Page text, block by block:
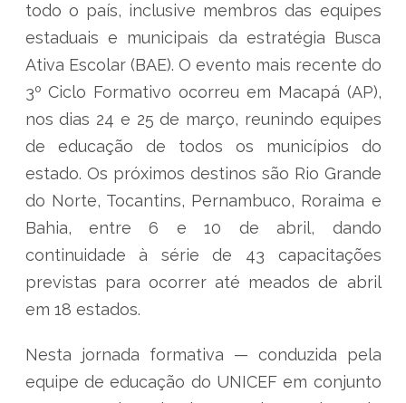
todo o país, inclusive membros das equipes
estaduais e municipais da estratégia Busca
Ativa Escolar (BAE). O evento mais recente do
3º Ciclo Formativo ocorreu em Macapá (AP),
nos dias 24 e 25 de março, reunindo equipes
de educação de todos os municípios do
estado. Os próximos destinos são Rio Grande
do Norte, Tocantins, Pernambuco, Roraima e
Bahia, entre 6 e 10 de abril, dando
continuidade à série de 43 capacitações
previstas para ocorrer até meados de abril
em 18 estados.
Nesta jornada formativa — conduzida pela
equipe de educação do UNICEF em conjunto